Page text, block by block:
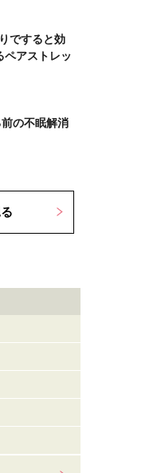
ですると効
ペアストレッ
の不眠解消